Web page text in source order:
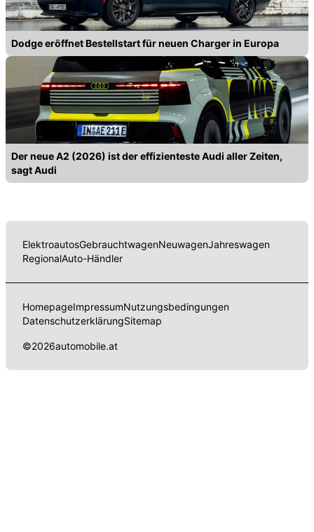
Dodge eröffnet Bestellstart für neuen Charger in Europa
Der neue A2 (2026) ist der effizienteste Audi aller Zeiten,
sagt Audi
ElektroautosGebrauchtwagenNeuwagenJahreswagen
RegionalAuto-Händler
HomepageImpressumNutzungsbedingungen
DatenschutzerklärungSitemap
©2026automobile.at